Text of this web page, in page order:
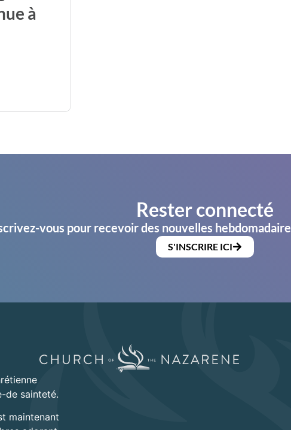
à
Rester connecté
vous pour recevoir des nouvelles
S'INSCRIRE ICI
de sainteté.
maintenant